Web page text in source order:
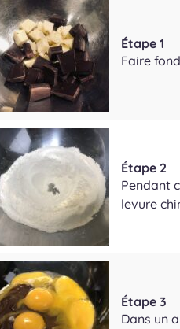
Étape 1
Faire
Étape 2
Pendant
levure
Étape 3
Dans un